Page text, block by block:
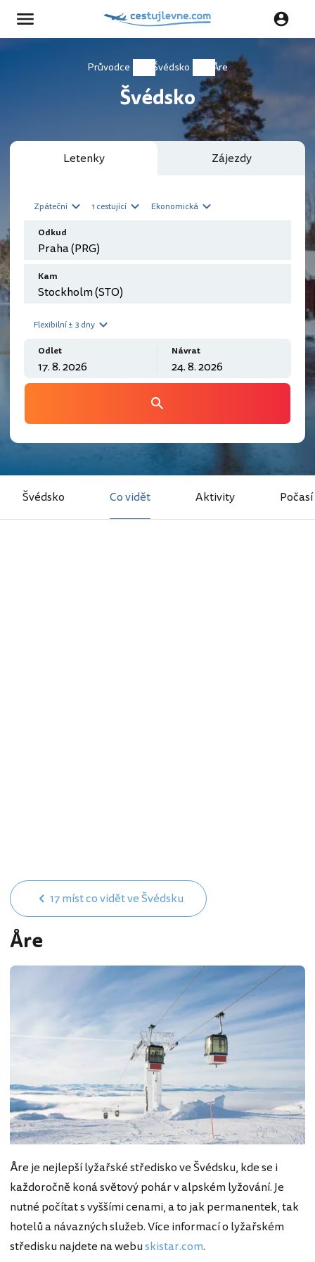
Průvodce Švédsko Åre
Švédsko
Letenky Zájezdy
Zpáteční 1 cestující Ekonomická
Odkud
Kam
Flexibilní ± 3 dny
Odlet Návrat
Švédsko Co vidět Aktivity Počasí
17 míst co vidět ve Švédsku
Åre
Åre je nejlepší lyžařské středisko ve Švédsku, kde se i
každoročně koná světový pohár v alpském lyžování. Je
nutné počítat s vyššími cenami, a to jak permanentek, tak
hotelů a návazných služeb. Více informací o lyžařském
středisku najdete na webuskistar.com.